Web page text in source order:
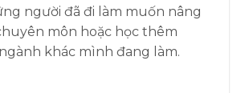
người đã đi làm muốn nâng
môn hoặc học thêm
khác mình đang làm.